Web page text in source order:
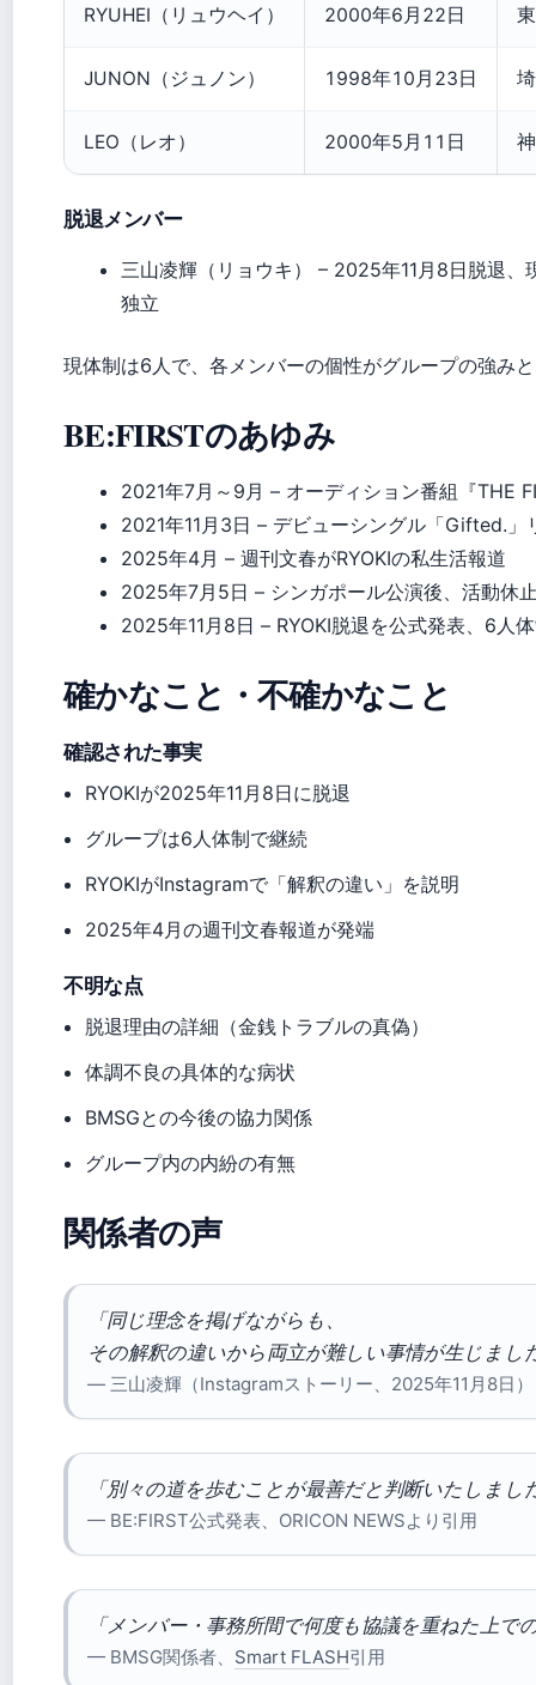
RYUHEI（リュウヘイ） 2000年6月22日
JUNON（ジュノン） 1998年10月23日
LEO（レオ） 2000年5月11日
脱退メンバー
三山凌輝（リョウキ） – 2025年11月8日脱退、
独立
現体制は6人で、各メンバーの個性がグループの強み
BE:FIRSTのあゆみ
2021年7月～9月 – オーディション番組『THE
2021年11月3日 – デビューシングル「Gifted.」
2025年4月 – 週刊文春がRYOKIの私生活報道
2025年7月5日 – シンガポール公演後、活動休
2025年11月8日 – RYOKI脱退を公式発表、6人
確かなこと・不確かなこと
確認された事実
RYOKIが2025年11月8日に脱退
グループは6人体制で継続
RYOKIがInstagramで「解釈の違い」を説明
2025年4月の週刊文春報道が発端
不明な点
脱退理由の詳細（金銭トラブルの真偽）
体調不良の具体的な病状
BMSGとの今後の協力関係
グループ内の内紛の有無
関係者の声
「同じ理念を掲げながらも、
その解釈の違いから両立が難しい事情が生じまし
— 三山凌輝（Instagramストーリー、2025年11月8日
「別々の道を歩むことが最善だと判断いたしまし
— BE:FIRST公式発表、ORICON NEWSより引用
「メンバー・事務所間で何度も協議を重ねた上で
— BMSG関係者、 Smart FLASH引用